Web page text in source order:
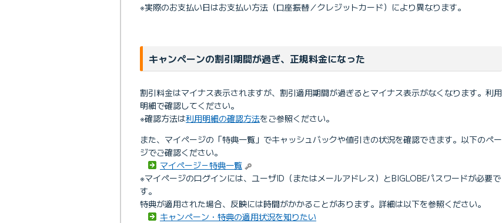
※実際のお支払い日はお支払い方法（口座振替／クレジットカード）により異なります。
キャンペーンの割引期間が過ぎ、正規料金になった
割引料金はマイナス表示されますが、割引適用期間が過ぎるとマイナス表示がなくなります。利用
明細で確認してください。
※確認方法は利用明細の確認方法をご参照ください。
また、マイページの「特典一覧」でキャッシュバックや値引きの状況を確認できます。以下のペー
ジでご確認ください。
マイページ－特典一覧
※マイページのログインには、ユーザID（またはメールアドレス）とBIGLOBEパスワードが必要で
す。
特典が適用された場合、反映には時間がかかることがあります。詳細は以下を参照ください。
キャンペーン・特典の適用状況を知りたい